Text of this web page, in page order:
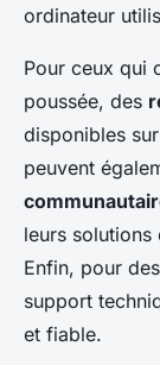
ordinateur
Pour ceux qui
poussée, des
disponibles
peuvent
leurs solutions
Enfin, pour
support
et fiable.